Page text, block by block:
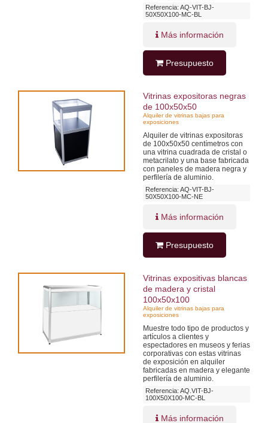
Referencia: AQ-VIT-BJ-
50X50X100-MC-BL
Más información
Presupuesto
Vitrinas expositoras negras
de 100x50x50
Alquiler de vitrinas bajas para
exposiciones
Alquiler de vitrinas expositoras
de 100x50x50 centímetros con
una vitrina cuadrada de cristal o
metacrilato y una base fabricada
con paneles de madera negra y
perfilería de aluminio.
Referencia: AQ-VIT-BJ-
50X50X100-MC-NE
Más información
Presupuesto
Vitrinas expositivas blancas
de madera y cristal
100x50x100
Alquiler de vitrinas bajas para
exposiciones
Muestre todo tipo de productos y
artículos a clientes y
espectadores en museos y ferias
corporativas con estas vitrinas
de exposición en alquiler
fabricadas en madera y elegante
perfilería de aluminio.
Referencia: AQ.VIT-BJ-
100X50X100-MC-BL
Más información